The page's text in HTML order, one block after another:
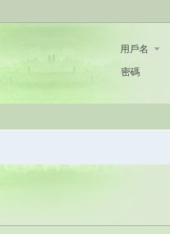
用戶名
密碼